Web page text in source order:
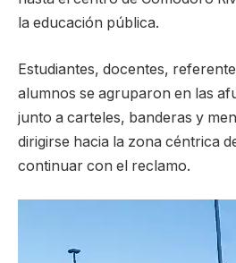
la educación pública.
Estudiantes, docentes,
alumnos se agruparon en las
junto a carteles, banderas y
dirigirse hacia la zona céntrica
continuar con el reclamo.